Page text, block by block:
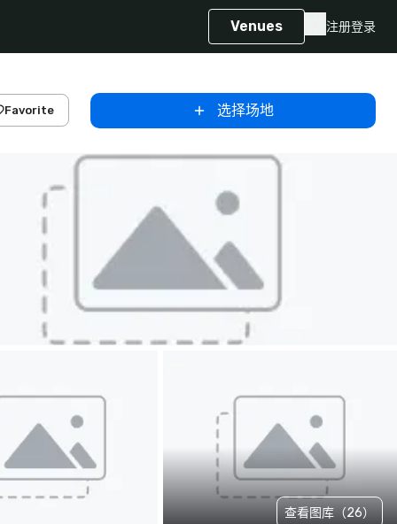
Venues 注册登录
Favorite 选择场地
查看图库（26）